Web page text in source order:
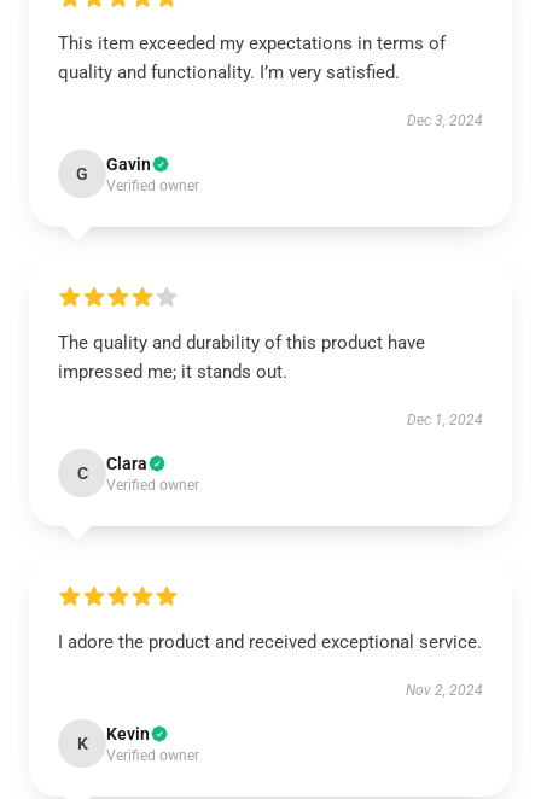
This item exceeded my expectations in terms of
quality and functionality. I’m very satisfied.
Dec 3, 2024
G Gavin
Verified owner
The quality and durability of this product have
impressed me; it stands out.
Dec 1, 2024
C Clara
Verified owner
I adore the product and received exceptional service.
Nov 2, 2024
K Kevin
Verified owner